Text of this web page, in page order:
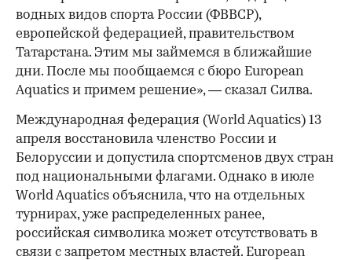
водных видов спорта России (ФВВСР),
европейской федерацией, правительством
Татарстана. Этим мы займемся в ближайшие
дни. После мы пообщаемся с бюро European
Aquatics и примем решение», — сказал Силва.
Международная федерация (World Aquatics) 13
апреля восстановила членство России и
Белоруссии и допустила спортсменов двух стран
под национальными флагами. Однако в июле
World Aquatics объяснила, что на отдельных
турнирах, уже распределенных ранее,
российская символика может отсутствовать в
связи с запретом местных властей. European